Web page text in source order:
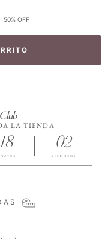
50% OFF
LA TIENDA
02
SEGUNDOS